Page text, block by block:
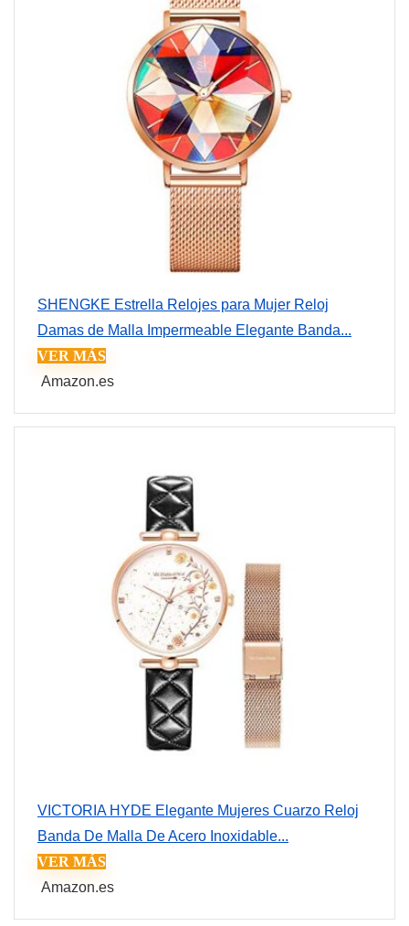
SHENGKE Estrella Relojes para Mujer Reloj
Damas de Malla Impermeable Elegante Banda...
VER MÁS
Amazon.es
VICTORIA HYDE Elegante Mujeres Cuarzo Reloj
Banda De Malla De Acero Inoxidable...
VER MÁS
Amazon.es